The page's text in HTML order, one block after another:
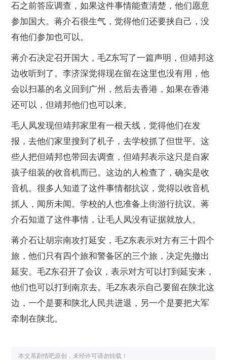
石之前答应调查，如果这件事情能查清楚，他们愿意
参加国大。蒋介石很生气，觉得他们还要挟自己，没
有他们参加也可以。
蒋介石决定召开国大，毛Z东写了一篇声明，但靖邦这
边收听到了。李济深觉得现在留在这里也没有用，他
会以扫墓的名义回到广州，然后去香港，如果在香港
还可以，但靖邦他们也可以来。
毛人凤发现但靖邦家里有一根天线，觉得他们在发
报，去他们家里搜到了机子，去学校抓了但世平。这
些人把但靖邦也带回去调查，但靖邦表示这只是自家
孩子组装的收音机而已。这边的人检查了，确实是收
音机。很多人知道了这件事情都抗议，觉得以收音机
抓人，闻所未闻。学校的人也准备上街游行抗议。蒋
介石知道了这件事情，让毛人凤没有证据就放人。
蒋介石让胡宗南攻打延安，毛Z东表示对方有三十四个
旅，他们只有四个旅和警备区的三个旅，决定先撤出
延安。毛Z东召开了会议，表示对方可以打到延安来，
他们也可以打到南京去。毛Z东表示自己要留在陕北这
边，一个是要和陕北人民共进退，另一个是要把大军
牵制在陕北。
本文系剧情吧原创，未经许可请勿转载！